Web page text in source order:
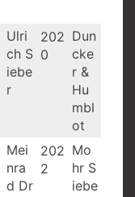
Ulri
ch S
iebe
r
202
0
Dun
cke
r &
Hu
mbl
ot
Mei
nra
d Dr
202
2
Mo
hr S
iebe